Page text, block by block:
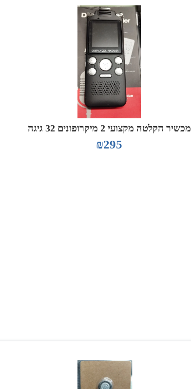
מכשיר הקלטה מקצועי 2 מיקרופונים 32 גיגה
₪295